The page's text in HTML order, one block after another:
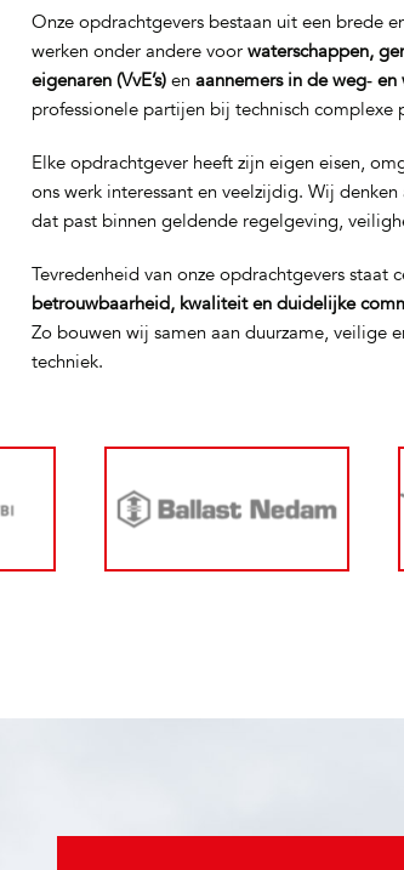
Onze opdrachtgevers bestaan uit een brede
werken onder andere voorwaterschappen,
eigenaren (VvE’s) enaannemers in de weg‑
professionele partijen bij technisch complexe
Elke opdrachtgever heeft zijn eigen eisen,
ons werk interessant en veelzijdig. Wij
dat past binnen geldende regelgeving,
Tevredenheid van onze opdrachtgevers
betrouwbaarheid, kwaliteit en duidelijke
Zo bouwen wij samen aan duurzame, veilige
techniek.